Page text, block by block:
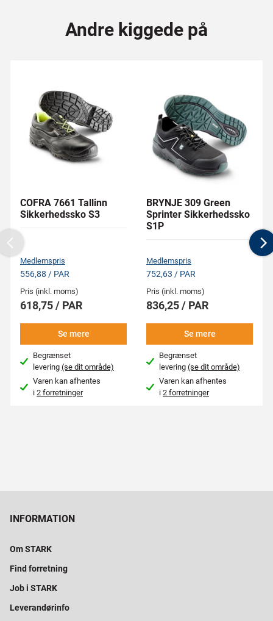
Andre kiggede på
COFRA 7661 Tallinn
Sikkerhedssko S3
Medlemspris
556,88 / PAR
Pris (inkl. moms)
618,75 / PAR
Se mere
Begrænset
levering(se dit område)
Varen kan afhentes
i2 forretninger
BRYNJE 309 Green
Sprinter Sikkerhedssko
S1P
Medlemspris
752,63 / PAR
Pris (inkl. moms)
836,25 / PAR
Se mere
Begrænset
levering(se dit område)
Varen kan afhentes
i2 forretninger
Previous
INFORMATION
Om STARK
Find forretning
Job i STARK
Leverandørinfo